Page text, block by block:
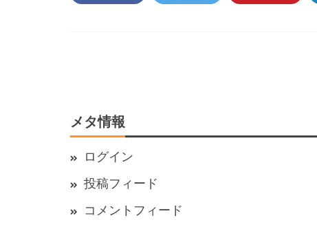
メタ情報
ログイン
投稿フィード
コメントフィード